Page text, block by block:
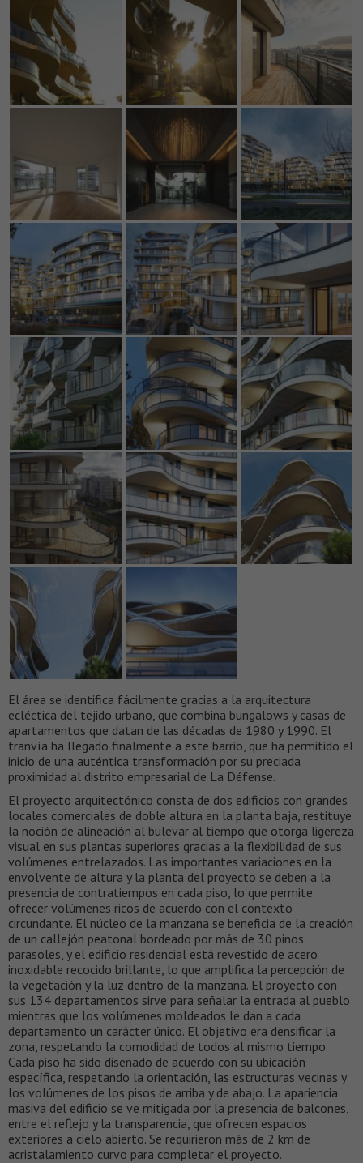
El área se identifica fácilmente gracias a la arquitectura
ecléctica del tejido urbano, que combina bungalows y casas de
apartamentos que datan de las décadas de 1980 y 1990. El
tranvía ha llegado finalmente a este barrio, que ha permitido el
inicio de una auténtica transformación por su preciada
proximidad al distrito empresarial de La Défense.
El proyecto arquitectónico consta de dos edificios con grandes
locales comerciales de doble altura en la planta baja, restituye
la noción de alineación al bulevar al tiempo que otorga ligereza
visual en sus plantas superiores gracias a la flexibilidad de sus
volúmenes entrelazados. Las importantes variaciones en la
envolvente de altura y la planta del proyecto se deben a la
presencia de contratiempos en cada piso, lo que permite
ofrecer volúmenes ricos de acuerdo con el contexto
circundante. El núcleo de la manzana se beneficia de la creación
de un callejón peatonal bordeado por más de 30 pinos
parasoles, y el edificio residencial está revestido de acero
inoxidable recocido brillante, lo que amplifica la percepción de
la vegetación y la luz dentro de la manzana. El proyecto con
sus 134 departamentos sirve para señalar la entrada al pueblo
mientras que los volúmenes moldeados le dan a cada
departamento un carácter único. El objetivo era densificar la
zona, respetando la comodidad de todos al mismo tiempo.
Cada piso ha sido diseñado de acuerdo con su ubicación
específica, respetando la orientación, las estructuras vecinas y
los volúmenes de los pisos de arriba y de abajo. La apariencia
masiva del edificio se ve mitigada por la presencia de balcones,
entre el reflejo y la transparencia, que ofrecen espacios
exteriores a cielo abierto. Se requirieron más de 2 km de
acristalamiento curvo para completar el proyecto.